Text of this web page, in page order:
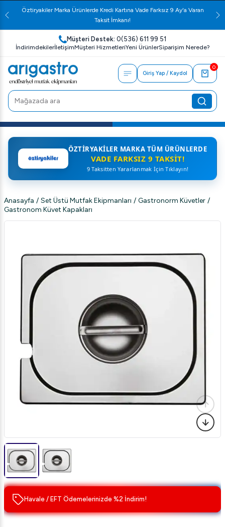
Öztiryakiler Marka Ürünlerde Kredi Kartına Vade Farksız 9 Ay'a Varan
Taksit İmkanı!
Müşteri Destek: 0(536) 611 99 51
İndirimdekilerİletişimMüşteri HizmetleriYeni ÜrünlerSiparişim Nerede?
Giriş Yap / Kaydol
0
ÖZTIRYAKILER MARKA TÜM ÜRÜNLERDE
VADE FARKSIZ 9 TAKSIT!
9 Taksitten Yararlanmak İçin Tıklayın!
Anasayfa / Set Üstü Mutfak Ekipmanları / Gastronorm Küvetler /
Gastronom Küvet Kapakları
Havale / EFT Ödemelerinizde %2 İndirim!